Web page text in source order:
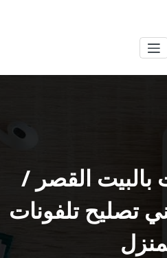
بالبيت القصر /
/ فني تصليح تلفونات